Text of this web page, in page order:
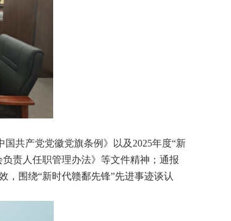
共产党党徽党旗条例》以及2025年度“新
责人任职管理办法》等文件精神；通报
，围绕“新时代赣鄱先锋”先进事迹谈认